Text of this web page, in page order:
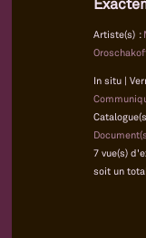
Artiste(s) :
In situ |
7 vue(s)
soit un